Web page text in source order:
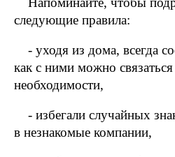
следующие правила:
- уходя из дома, всегда
как с ними можно связаться
необходимости,
- избегали случайных
в незнакомые компании,